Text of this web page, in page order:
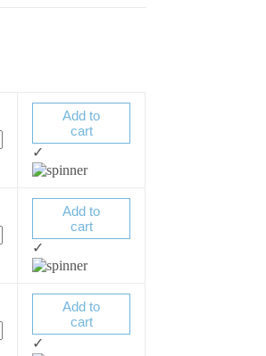
Add to
cart
✓
Add to
cart
✓
Add to
cart
✓